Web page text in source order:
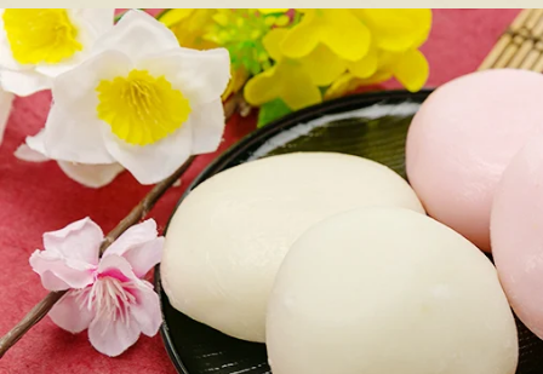
に入社。先代からお菓子作りを学び
グリー精神で、製菓技術のすべてを
中心に仕事をしながら、合間を縫っ
出ることも。代表に就任したのは、
式に店を継いだあとも、新商品を開
ット通販をはじめたりと、日々新し
いる。